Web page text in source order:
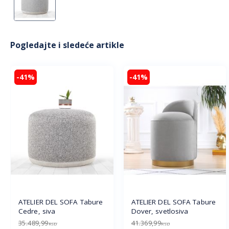
Pogledajte i sledeće artikle
-41%
ATELIER DEL SOFA Tabure
Cedre, siva
35.489,99RSD
-41%
ATELIER DEL SOFA Tabure
Dover, svetlosiva
41.369,99RSD